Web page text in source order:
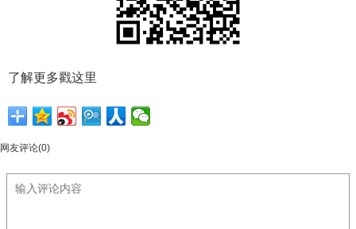
了解更多戳这里
网友评论(0)